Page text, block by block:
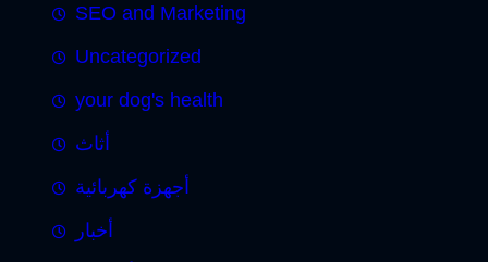
SEO and Marketing
Uncategorized
your dog's health
أثاث
أجهزة كهربائية
أخبار